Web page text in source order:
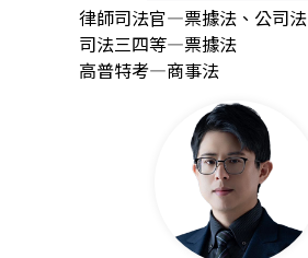
律師司法官—票據法、公司法
司法三四等—票據法
高普特考—商事法